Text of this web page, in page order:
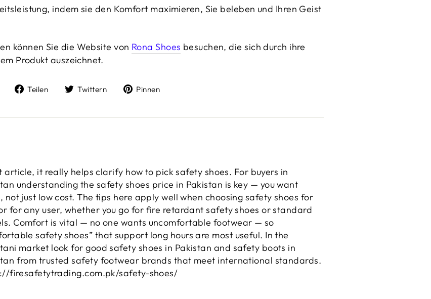
indem sie den Komfort maximieren, Sie beleben und Ihren Geist
können Sie die Website von Rona Shoes besuchen, die sich durch ihre
Produkt auszeichnet.
Teilen
Auf
Twittern
Auf
Pinnen
article, it really helps clarify how to pick safety shoes. For buyers in
understanding the safety shoes price in Pakistan is key — you want
not just low cost. The tips here apply well when choosing safety shoes for
for any user, whether you go for fire retardant safety shoes or standard
Comfort is vital — no one wants uncomfortable footwear — so
safety shoes” that support long hours are most useful. In the
market look for good safety shoes in Pakistan and safety boots in
from trusted safety footwear brands that meet international standards.
firesafetytrading.com.pk/safety-shoes/